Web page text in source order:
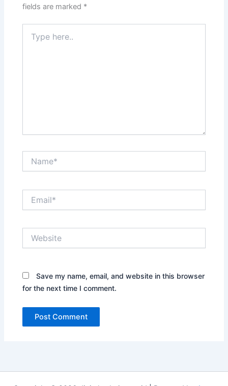
fields are marked *
here..
Save my name, email, and website in this browser
for the next time I comment.